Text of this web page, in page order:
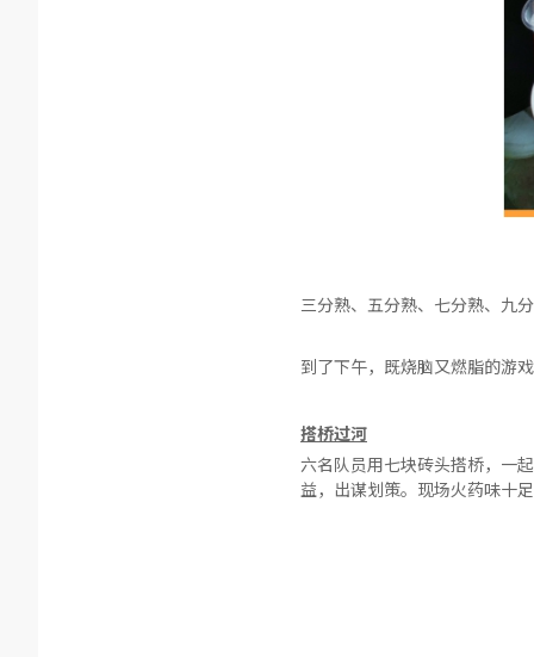
三分熟、五分熟、七分熟、九
到了下午，既烧脑又燃脂的游
搭桥过河
六名队员用七块砖头搭桥，一
益，出谋划策。现场火药味十